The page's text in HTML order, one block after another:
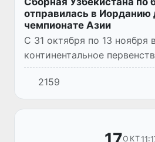
отправилась в Иорданию
чемпионате Азии
С 31 октября по 13 ноября
континентальное
данных ответственных
примут и представители
Узбекистана.
2159
ОКТ